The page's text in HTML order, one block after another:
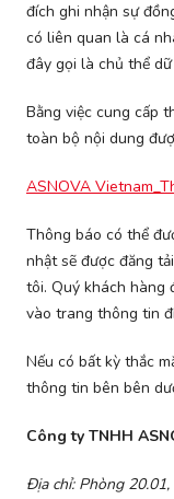
đích ghi nhận sự
có liên quan là cá
đây gọi là chủ thể
Bằng việc cung cấp
toàn bộ nội dung
ASNOVA
Thông báo có thể
nhật sẽ được đăng
tôi. Quý khách hàng
vào trang thông tin
Nếu có bất kỳ thắc
thông tin bên bên
Công ty TNHH
Địa chỉ: Phòng